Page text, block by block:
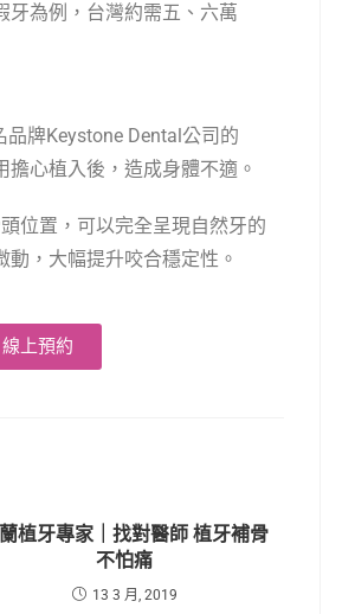
牙為例，台灣約需五、六萬
牌Keystone Dental公司的
心植入後，造成身體不適。
位置，可以完全呈現自然牙的
，大幅提升咬合穩定性。
線上預約
植牙專家｜找對醫師 植牙補骨
不怕痛
13 3 月, 2019